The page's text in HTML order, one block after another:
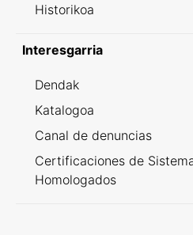
Historikoa
Interesgarria
Dendak
Katalogoa
Canal de denuncias
Certificaciones de
Homologados